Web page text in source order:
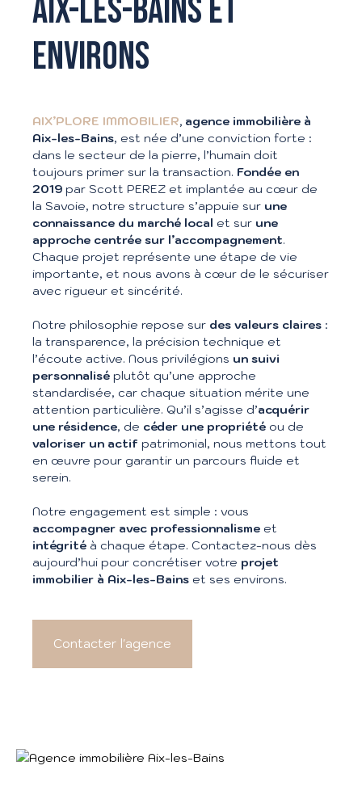
AIX-LES-BAINS ET
ENVIRONS
AIX’PLORE IMMOBILIER, agence immobilière à
Aix-les-Bains, est née d’une conviction forte :
dans le secteur de la pierre, l’humain doit
toujours primer sur la transaction. Fondée en
2019 par Scott PEREZ et implantée au cœur de
la Savoie, notre structure s’appuie sur une
connaissance du marché local et sur une
approche centrée sur l’accompagnement.
Chaque projet représente une étape de vie
importante, et nous avons à cœur de le sécuriser
avec rigueur et sincérité.
Notre philosophie repose sur des valeurs claires :
la transparence, la précision technique et
l’écoute active. Nous privilégions un suivi
personnalisé plutôt qu’une approche
standardisée, car chaque situation mérite une
attention particulière. Qu’il s’agisse d’acquérir
une résidence, de céder une propriété ou de
valoriser un actif patrimonial, nous mettons tout
en œuvre pour garantir un parcours fluide et
serein.
Notre engagement est simple : vous
accompagner avec professionnalisme et
intégrité à chaque étape. Contactez-nous dès
aujourd’hui pour concrétiser votre projet
immobilier à Aix-les-Bains et ses environs.
Contacter l'agence